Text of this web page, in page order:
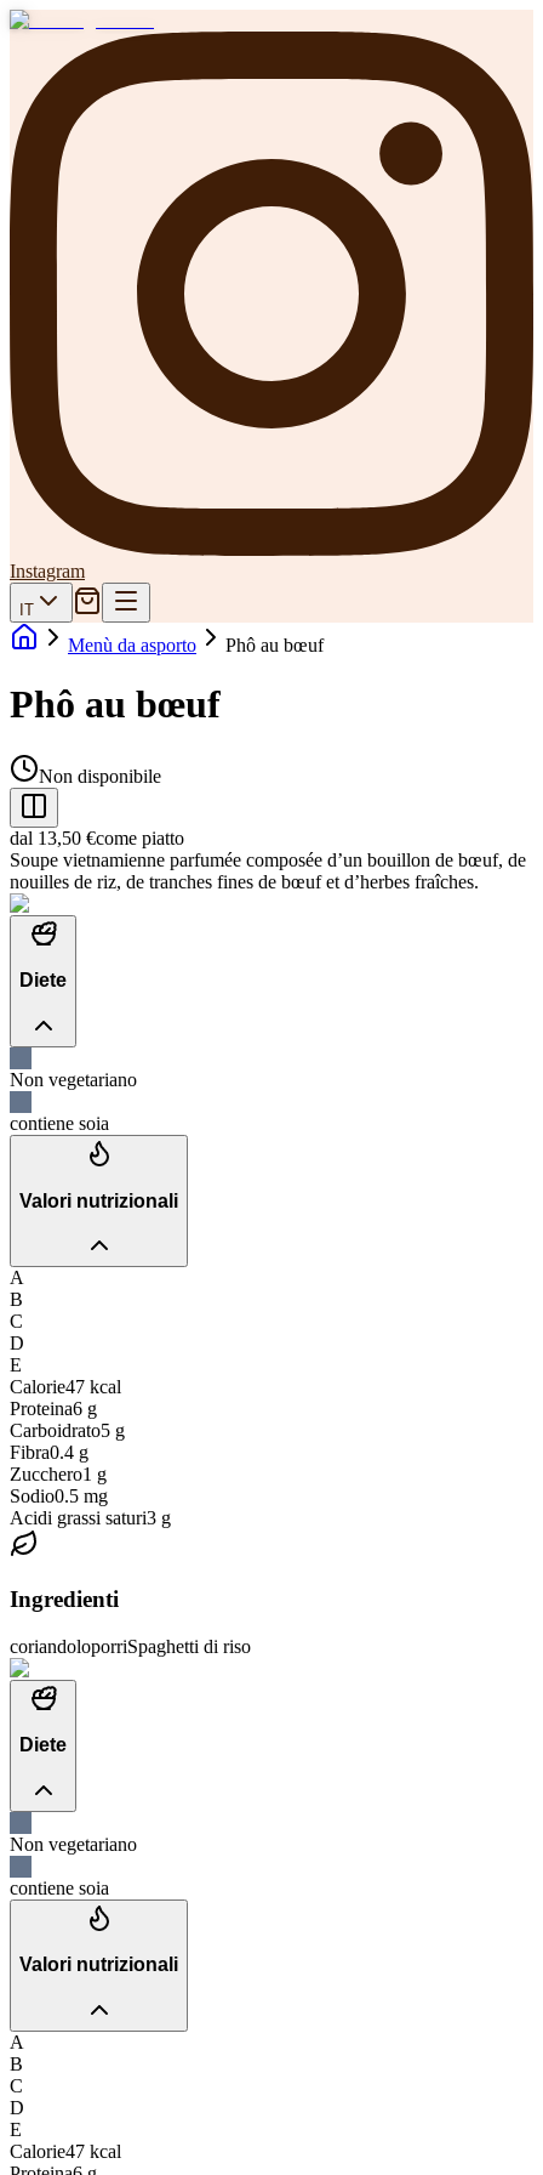
Instagram
IT
Menù da asporto Phô au bœuf
Phô au bœuf
Non disponibile
dal 13,50 €come piatto
Soupe vietnamienne parfumée composée d’un bouillon de bœuf, de
nouilles de riz, de tranches fines de bœuf et d’herbes fraîches.
Diete
Non vegetariano
contiene soia
Valori nutrizionali
A
B
C
D
E
Calorie47 kcal
Proteina6 g
Carboidrato5 g
Fibra0.4 g
Zucchero1 g
Sodio0.5 mg
Acidi grassi saturi3 g
Ingredienti
coriandoloporriSpaghetti di riso
Diete
Non vegetariano
contiene soia
Valori nutrizionali
A
B
C
D
E
Calorie47 kcal